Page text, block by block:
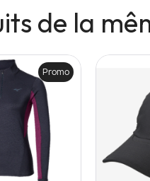
de la
Promo